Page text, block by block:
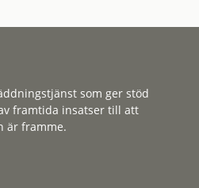
som ger stöd
framtida insatser till att
är framme.